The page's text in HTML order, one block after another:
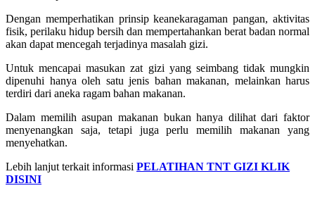
Dengan memperhatikan prinsip keanekaragaman pangan, aktivitas
fisik, perilaku hidup bersih dan mempertahankan berat badan normal
akan dapat mencegah terjadinya masalah gizi.
Untuk mencapai masukan zat gizi yang seimbang tidak mungkin
dipenuhi hanya oleh satu jenis bahan makanan, melainkan harus
terdiri dari aneka ragam bahan makanan.
Dalam memilih asupan makanan bukan hanya dilihat dari faktor
menyenangkan saja, tetapi juga perlu memilih makanan yang
menyehatkan.
Lebih lanjut terkait informasi PELATIHAN TNT GIZI KLIK
DISINI